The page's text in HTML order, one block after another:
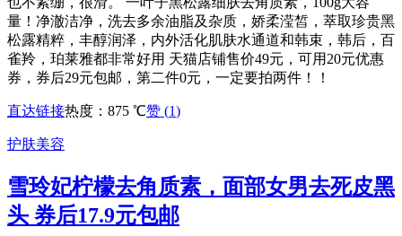
量！净澈洁净，洗去多余油脂及杂质，娇柔滢皙，萃取珍贵黑
松露精粹，丰醇润泽，内外活化肌肤水通道和韩束，韩后，百
雀羚，珀莱雅都非常好用 天猫店铺售价49元，可用20元优惠
券，券后29元包邮，第二件0元，一定要拍两件！！
直达链接热度：875 ℃赞 (1)
护肤美容
雪玲妃柠檬去角质素，面部女男去死皮黑
头 券后17.9元包邮